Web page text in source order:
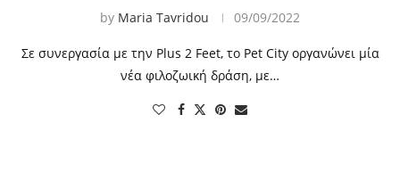
by Maria Tavridou 09/09/2022
Σε συνεργασία με την Plus 2 Feet, το Pet City οργανώνει μία
νέα φιλοζωική δράση, με…